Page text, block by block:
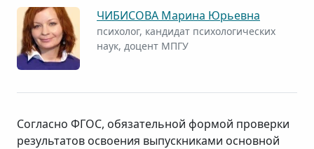
ЧИБИСОВА Марина Юрьевна
психолог, кандидат психологических
наук, доцент МПГУ
Согласно ФГОС, обязательной формой проверки
результатов освоения выпускниками основной